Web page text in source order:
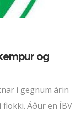
og
í gegnum árin
Áður en ÍBV